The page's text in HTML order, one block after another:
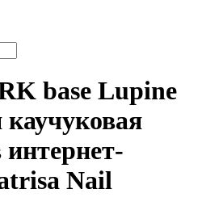
base Lupine
интернет-
Nail